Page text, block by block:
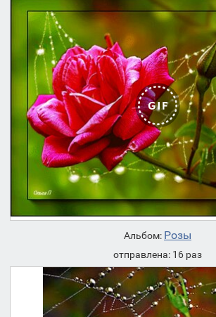
Альбом: Розы
отправлена: 16 раз